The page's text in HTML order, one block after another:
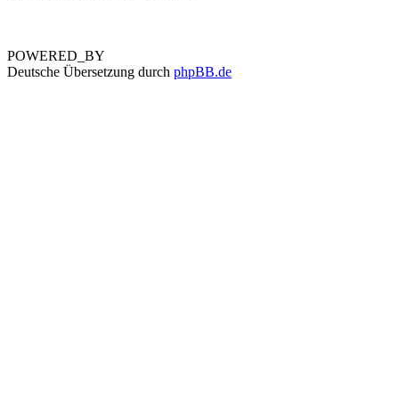
POWERED_BY
Deutsche Übersetzung durch phpBB.de